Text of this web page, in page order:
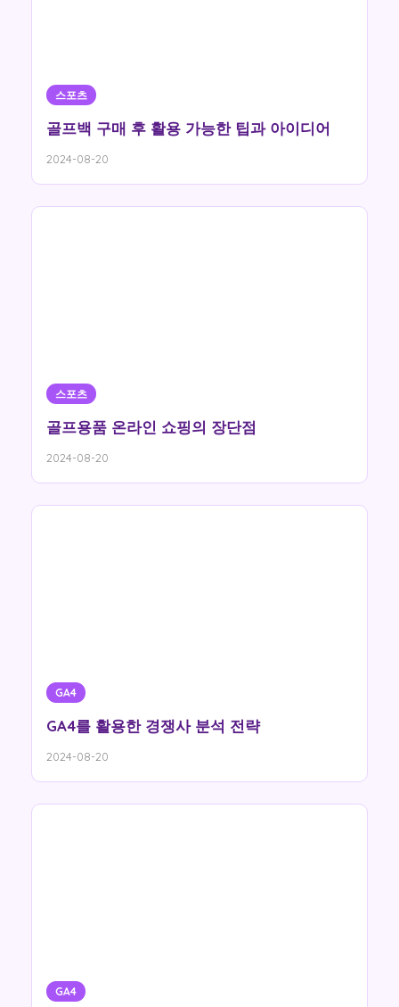
스포츠
골프백 구매 후 활용 가능한 팁과 아이디어
2024-08-20
스포츠
골프용품 온라인 쇼핑의 장단점
2024-08-20
GA4
GA4를 활용한 경쟁사 분석 전략
2024-08-20
GA4